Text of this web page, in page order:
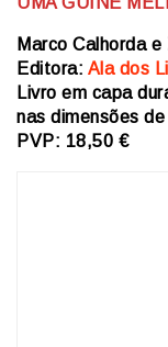
Marco Calhorda
Editora: Ala dos
Livro em capa
nas dimensões
PVP: 18,50 €